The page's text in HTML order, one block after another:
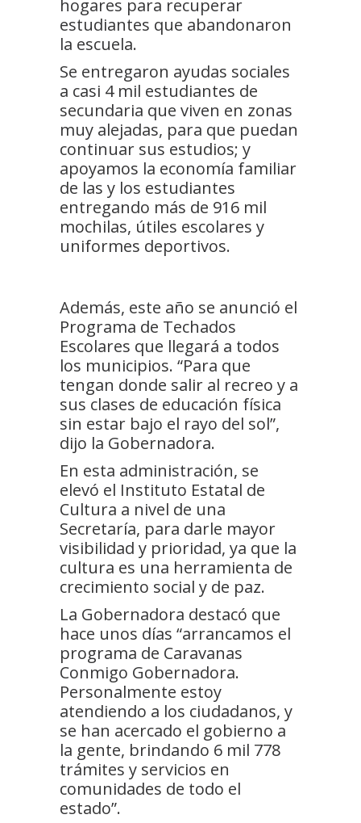
hogares para recuperar
estudiantes que abandonaron
la escuela.
Se entregaron ayudas sociales
a casi 4 mil estudiantes de
secundaria que viven en zonas
muy alejadas, para que puedan
continuar sus estudios; y
apoyamos la economía familiar
de las y los estudiantes
entregando más de 916 mil
mochilas, útiles escolares y
uniformes deportivos.
Además, este año se anunció el
Programa de Techados
Escolares que llegará a todos
los municipios. “Para que
tengan donde salir al recreo y a
sus clases de educación física
sin estar bajo el rayo del sol”,
dijo la Gobernadora.
En esta administración, se
elevó el Instituto Estatal de
Cultura a nivel de una
Secretaría, para darle mayor
visibilidad y prioridad, ya que la
cultura es una herramienta de
crecimiento social y de paz.
La Gobernadora destacó que
hace unos días “arrancamos el
programa de Caravanas
Conmigo Gobernadora.
Personalmente estoy
atendiendo a los ciudadanos, y
se han acercado el gobierno a
la gente, brindando 6 mil 778
trámites y servicios en
comunidades de todo el
estado”.